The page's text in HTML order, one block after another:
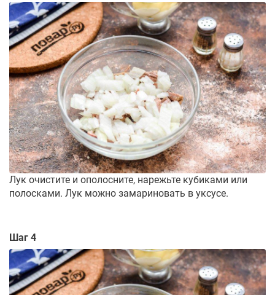
Лук очистите и ополосните, нарежьте кубиками или
полосками. Лук можно замариновать в уксусе.
Шаг 4